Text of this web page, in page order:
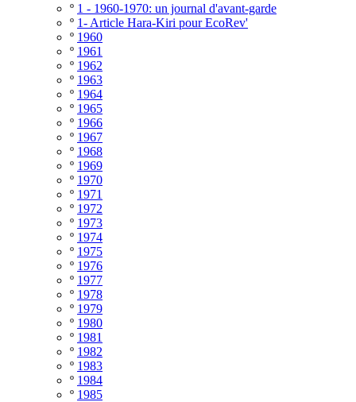
º 1 - 1960-1970: un journal d'avant-garde
º 1- Article Hara-Kiri pour EcoRev'
º 1960
º 1961
º 1962
º 1963
º 1964
º 1965
º 1966
º 1967
º 1968
º 1969
º 1970
º 1971
º 1972
º 1973
º 1974
º 1975
º 1976
º 1977
º 1978
º 1979
º 1980
º 1981
º 1982
º 1983
º 1984
º 1985